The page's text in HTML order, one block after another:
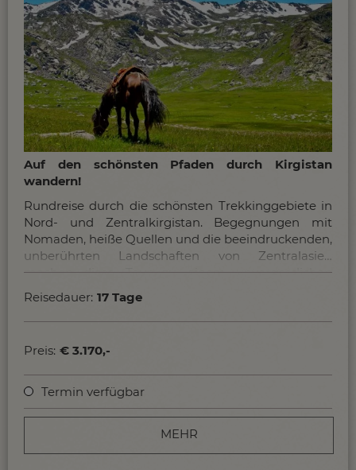
Auf den schönsten Pfaden durch Kirgistan
wandern!
Rundreise durch die schönsten Trekkinggebiete in
Nord- und Zentralkirgistan. Begegnungen mit
Nomaden, heiße Quellen und die beeindruckenden,
unberührten Landschaften von Zentralasien
machen diese Tour zu einem unvergesslichen
Erlebnis!
Reisedauer: 17 Tage
Preis: € 3.170,-
Termin verfügbar
MEHR